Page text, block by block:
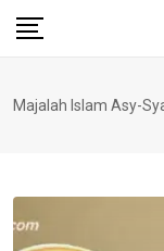
Skip
Majalah Islam Asy-